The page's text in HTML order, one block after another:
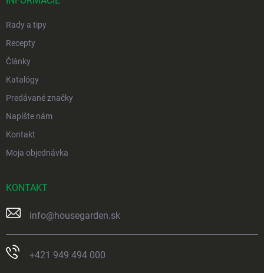
Rady a tipy
Recepty
Články
Katalógy
Predávané značky
Napíšte nám
Kontakt
Moja objednávka
KONTAKT
info@housegarden.sk
+421 949 494 000